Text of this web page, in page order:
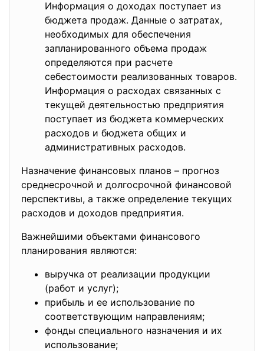
Информация о доходах поступает из
бюджета продаж. Данные о затратах,
необходимых для обеспечения
запланированного объема продаж
определяются при расчете
себестоимости реализованных товаров.
Информация о расходах связанных с
текущей деятельностью предприятия
поступает из бюджета коммерческих
расходов и бюджета общих и
административных расходов.
Назначение финансовых планов – прогноз
среднесрочной и долгосрочной финансовой
перспективы, а также определение текущих
расходов и доходов предприятия.
Важнейшими объектами финансового
планирования являются:
выручка от реализации продукции
(работ и услуг);
прибыль и ее использование по
соответствующим направлениям;
фонды специального назначения и их
использование;